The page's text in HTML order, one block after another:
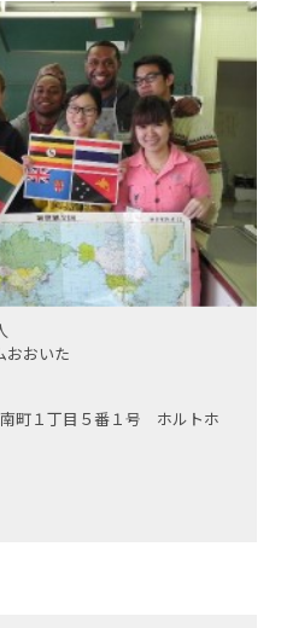
おおいた
町１丁目５番１号 ホルトホ